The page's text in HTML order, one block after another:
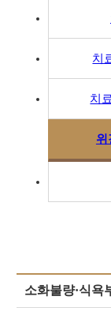
치
치
위
소화불량·식욕